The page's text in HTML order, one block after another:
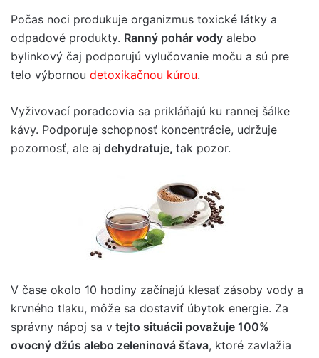
Počas noci produkuje organizmus toxické látky a
odpadové produkty. Ranný pohár vody alebo
bylinkový čaj podporujú vylučovanie moču a sú pre
telo výbornou detoxikačnou kúrou.
Vyživovací poradcovia sa prikláňajú ku rannej šálke
kávy. Podporuje schopnosť koncentrácie, udržuje
pozornosť, ale aj dehydratuje, tak pozor.
V čase okolo 10 hodiny začínajú klesať zásoby vody a
krvného tlaku, môže sa dostaviť úbytok energie. Za
správny nápoj sa v tejto situácii považuje 100%
ovocný džús alebo zeleninová šťava, ktoré zavlažia